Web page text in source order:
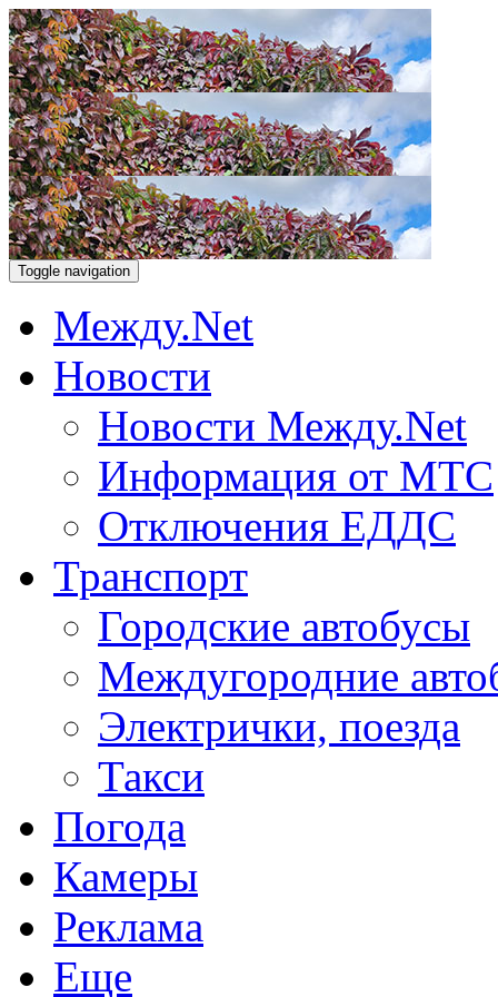
Toggle navigation
Между.Net
Новости
Новости Между.Net
Информация от МТС
Отключения ЕДДС
Транспорт
Городские автобусы
Междугородние
Электрички, поезда
Такси
Погода
Камеры
Реклама
Еще